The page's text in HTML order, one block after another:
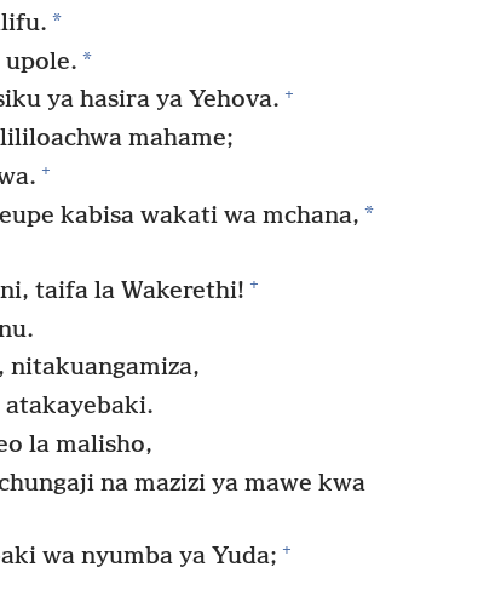
*
*
ya hasira ya Yehova. +
mahame;
+
kabisa wakati wa mchana, *
taifa la Wakerethi! +
nitakuangamiza,
la malisho,
na mazizi ya mawe kwa
wa nyumba ya Yuda; +